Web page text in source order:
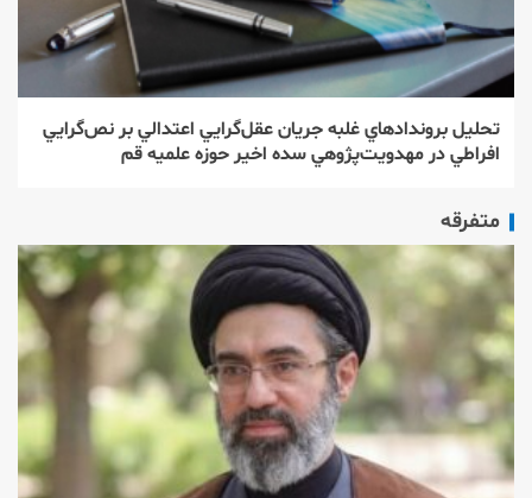
تحليل بروندادهاي غلبه جريان عقل‌‌گرايي اعتدالي بر نص‌‌گرايي
افراطي در مهدويت‌‌پژوهي سده اخير حوزه علميه قم
متفرقه